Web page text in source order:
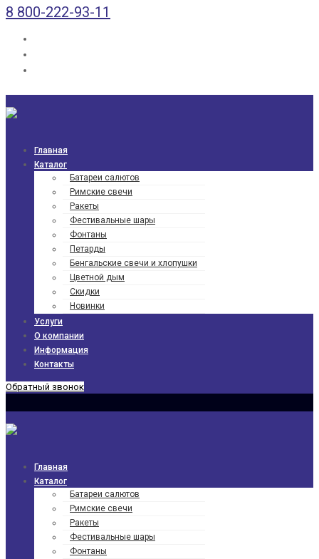
8 800-222-93-11
Главная
Каталог
Батареи салютов
Римские свечи
Ракеты
Фести­валь­ные шары
Фонтаны
Петарды
Бенгаль­ские свечи и хлопушки
Цветной дым
Скидки
Новинки
Услуги
О компании
Информация
Контакты
Обратный звонок
Главная
Каталог
Батареи салютов
Римские свечи
Ракеты
Фести­валь­ные шары
Фонтаны